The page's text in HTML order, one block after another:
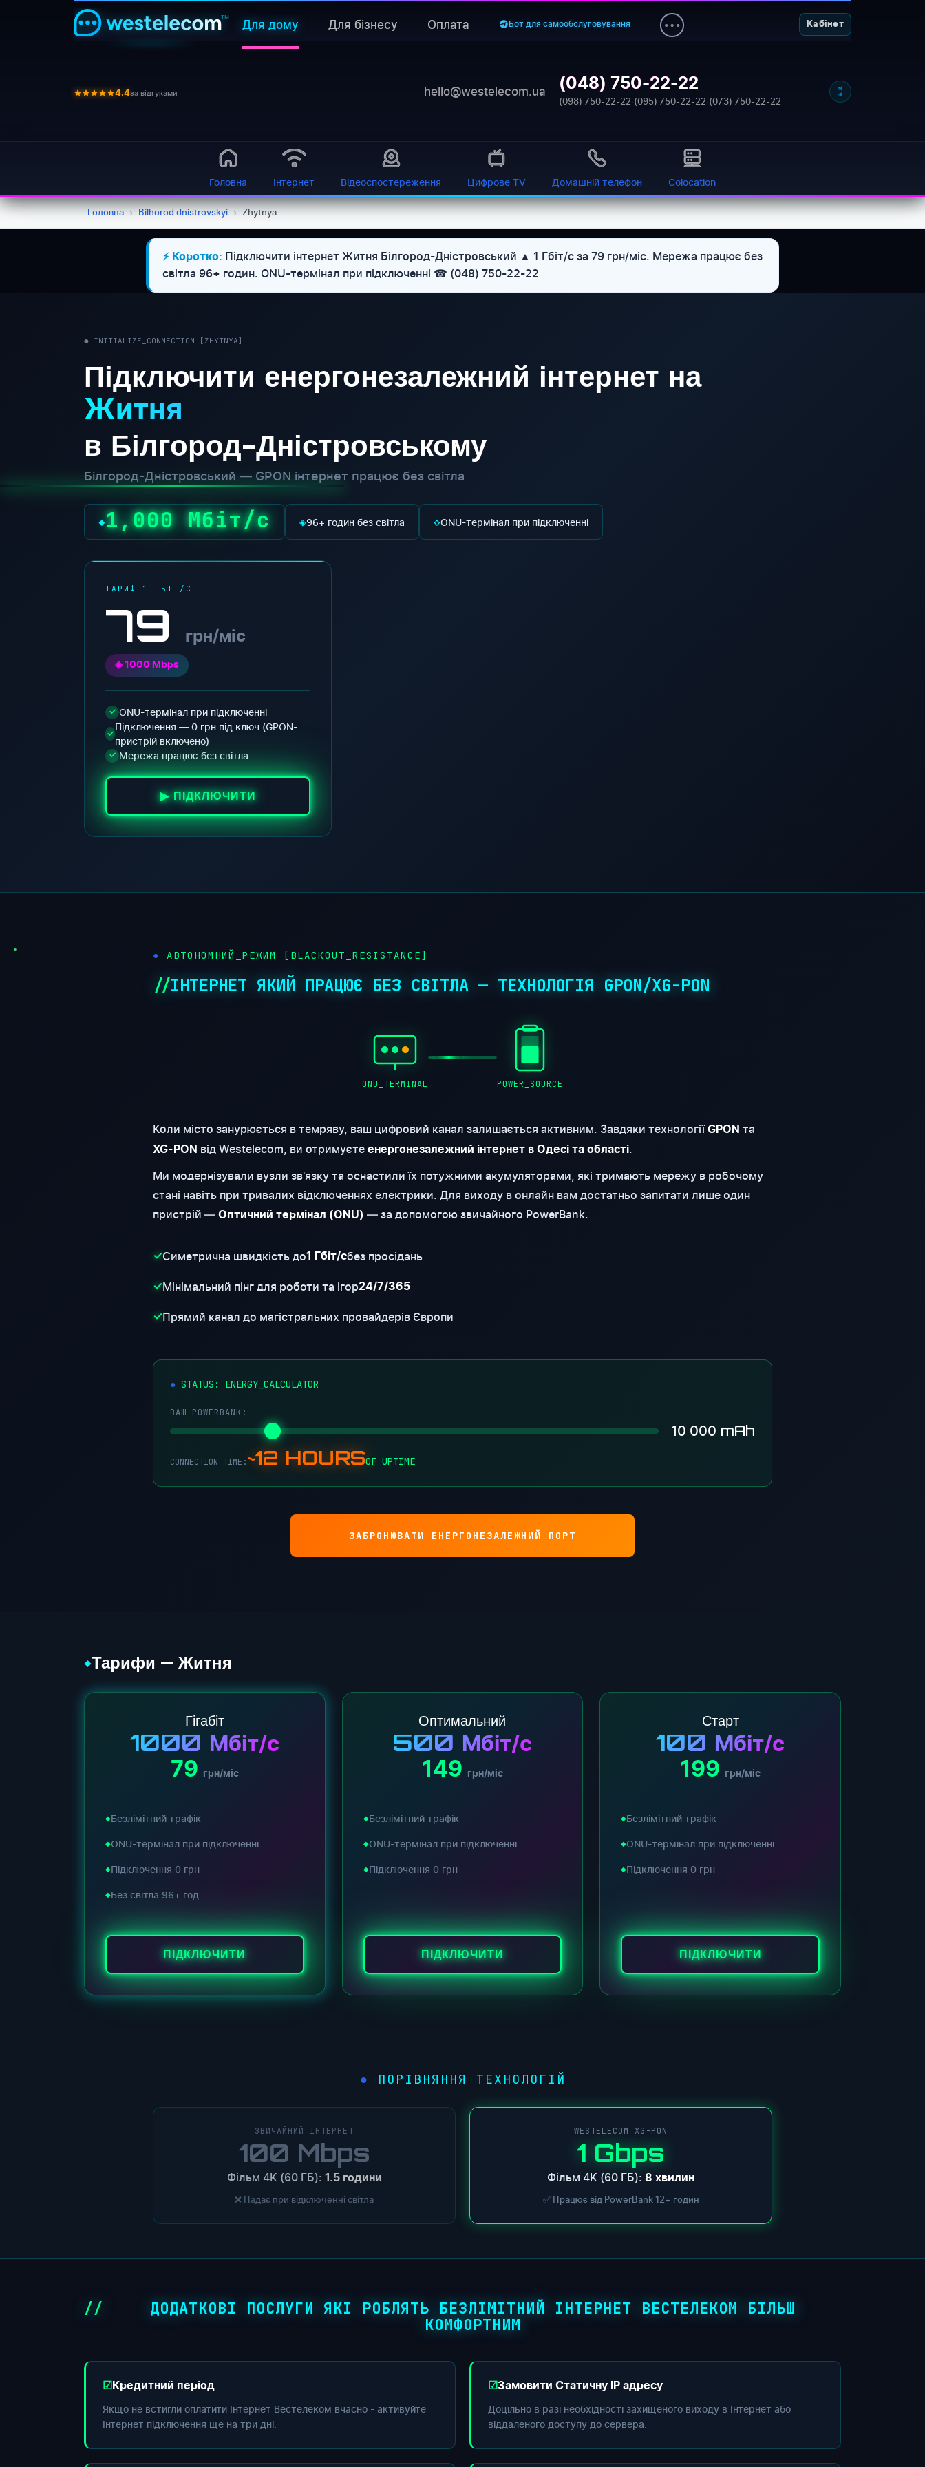
Для дому Для бізнесу Оплата Бот для самообслуговування Кабінет
4.4за відгуками hello@westelecom.ua (048) 750-22-22
(098) 750-22-22·(095) 750-22-22·(073) 750-22-22
Головна Інтернет Відеоспостереження Цифрове TV Домашній телефон Colocation
Головна › Bilhorod dnistrovskyi › Zhytnya
⚡ Коротко: Підключити інтернет Житня Білгород-Дністровський ▲ 1 Гбіт/с за 79 грн/міс. Мережа працює без
світла 96+ годин. ONU-термінал при підключенні ☎ (048) 750-22-22
NETWORK_STATUS: ONLINE
● INITIALIZE_CONNECTION [ZHYTNYA]
Підключити енергонезалежний інтернет на
Житня
в Білгород-Дністровському
Білгород-Дністровський — GPON інтернет працює без світла
◆1,000 Мбіт/с ◈96+ годин без світла ◇ONU-термінал при підключенні
ТАРИФ 1 ГБІТ/С
79 грн/міс
◈ 1000 Mbps
✓ ONU-термінал при підключенні
✓
Підключення — 0 грн під ключ (GPON-
пристрій включено)
✓ Мережа працює без світла
▶ ПІДКЛЮЧИТИ
● АВТОНОМНИЙ_РЕЖИМ [BLACKOUT_RESISTANCE]
ІНТЕРНЕТ ЯКИЙ ПРАЦЮЄ БЕЗ СВІТЛА — ТЕХНОЛОГІЯ GPON/XG-PON
ONU_TERMINAL POWER_SOURCE
Коли місто занурюється в темряву, ваш цифровий канал залишається активним. Завдяки технологіїGPON та
XG-PON від Westelecom, ви отримуєте енергонезалежний інтернет в Одесі та області.
Ми модернізували вузли зв'язку та оснастили їх потужними акумуляторами, які тримають мережу в робочому
стані навіть при тривалих відключеннях електрики. Для виходу в онлайн вам достатньо запитати лише один
пристрій — Оптичний термінал (ONU) — за допомогою звичайного PowerBank.
✓Симетрична швидкість до1 Гбіт/сбез просідань
✓Мінімальний пінг для роботи та ігор24/7/365
✓Прямий канал до магістральних провайдерів Європи
● STATUS: ENERGY_CALCULATOR
ВАШ POWERBANK:
10 000 mAh
CONNECTION_TIME:~12 HOURSOF UPTIME
ЗАБРОНЮВАТИ ЕНЕРГОНЕЗАЛЕЖНИЙ ПОРТ
◆Тарифи — Житня
Гігабіт
1000 Мбіт/с
79 грн/міс
Безлімітний трафік
ONU-термінал при підключенні
Підключення 0 грн
Без світла 96+ год
ПІДКЛЮЧИТИ
Оптимальний
500 Мбіт/с
149 грн/міс
Безлімітний трафік
ONU-термінал при підключенні
Підключення 0 грн
ПІДКЛЮЧИТИ
Старт
100 Мбіт/с
199 грн/міс
Безлімітний трафік
ONU-термінал при підключенні
Підключення 0 грн
ПІДКЛЮЧИТИ
● ПОРІВНЯННЯ ТЕХНОЛОГІЙ
ЗВИЧАЙНИЙ ІНТЕРНЕТ
100 Mbps
Фільм 4K (60 ГБ): 1.5 години
❌ Падає при відключенні світла
WESTELECOM XG-PON
1 Gbps
Фільм 4K (60 ГБ): 8 хвилин
✅ Працює від PowerBank 12+ годин
ДОДАТКОВІ ПОСЛУГИ ЯКІ РОБЛЯТЬ БЕЗЛІМІТНИЙ ІНТЕРНЕТ ВЕСТЕЛЕКОМ БІЛЬШ
КОМФОРТНИМ
Кредитний період
Якщо не встигли оплатити Інтернет Вестелеком вчасно - активуйте
Інтернет підключення ще на три дні.
Замовити Статичну IP адресу
Доцільно в разі необхідності захищеного виходу в Інтернет або
віддаленого доступу до сервера.